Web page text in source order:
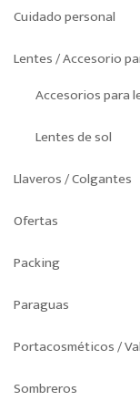
Cuidado personal
Lentes / Accesorio
Accesorios para
Lentes de sol
Llaveros / Colgantes
Ofertas
Packing
Paraguas
Portacosméticos /
Sombreros